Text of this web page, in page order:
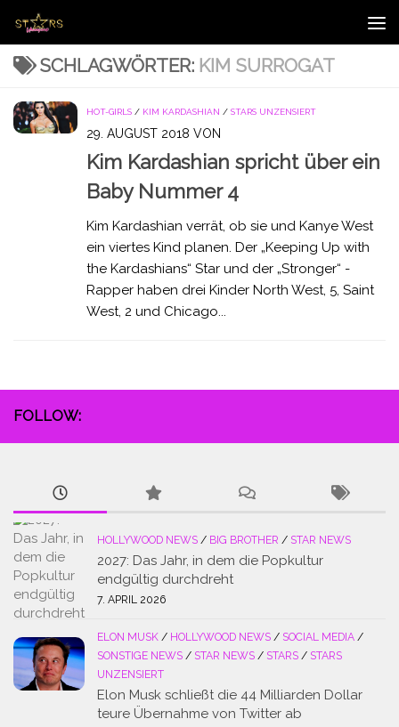
Zum Inhalt springen
SCHLAGWÖRTER: KIM SURROGAT
HOT-GIRLS / KIM KARDASHIAN / STARS UNZENSIERT
29. AUGUST 2018 VON
Kim Kardashian spricht über ein
Baby Nummer 4
Kim Kardashian verrät, ob sie und Kanye West
ein viertes Kind planen. Der „Keeping Up with
the Kardashians“ Star und der „Stronger“ -
Rapper haben drei Kinder North West, 5, Saint
West, 2 und Chicago...
FOLLOW:
HOLLYWOOD NEWS / BIG BROTHER / STAR NEWS
2027: Das Jahr, in dem die Popkultur
endgültig durchdreht
7. APRIL 2026
ELON MUSK / HOLLYWOOD NEWS / SOCIAL MEDIA /
SONSTIGE NEWS / STAR NEWS / STARS / STARS
UNZENSIERT
Elon Musk schließt die 44 Milliarden Dollar
teure Übernahme von Twitter ab